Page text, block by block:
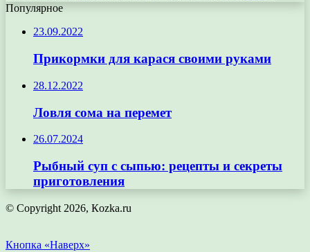
Популярное
23.09.2022
Прикормки для карася своими руками
28.12.2022
Ловля сома на перемет
26.07.2024
Рыбный суп с сыпью: рецепты и секреты
приготовления
© Copyright 2026, Кozka.ru
Кнопка «Наверх»